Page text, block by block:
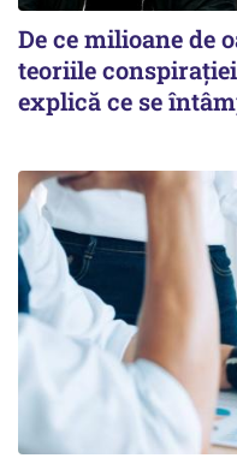
De ce milioane de
teoriile
explică ce se